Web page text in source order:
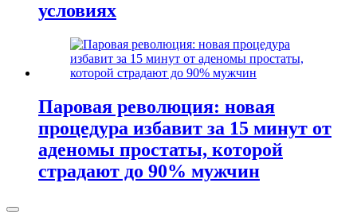
условиях
Паровая революция: новая
процедура избавит за 15 минут от
аденомы простаты, которой
страдают до 90% мужчин